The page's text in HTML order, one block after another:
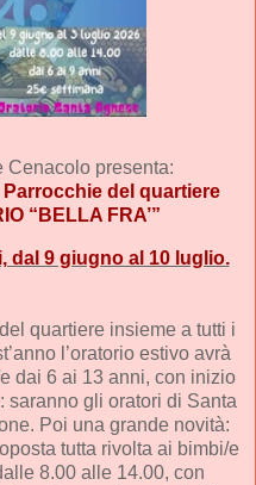
Cenacolo presenta:
del quartiere
“BELLA FRA’”
dal 9 giugno al 10 luglio.
quartiere insieme a tutti i
l’oratorio estivo avrà
dai 6 ai 13 anni, con inizio
saranno gli oratori di Santa
Poi una grande novità:
tutta rivolta ai bimbi/e
8.00 alle 14.00, con